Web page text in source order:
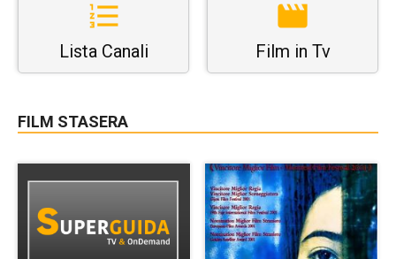
Lista Canali Film in Tv
FILM STASERA